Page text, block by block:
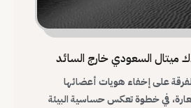
ميتال السعودي خارج السائد
على إخفاء هويات أعضائها
في خطوة تعكس حساسية البيئة